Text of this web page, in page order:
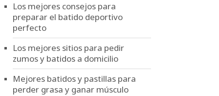
Los mejores consejos para
preparar el batido deportivo
perfecto
Los mejores sitios para pedir
zumos y batidos a domicilio
Mejores batidos y pastillas para
perder grasa y ganar músculo